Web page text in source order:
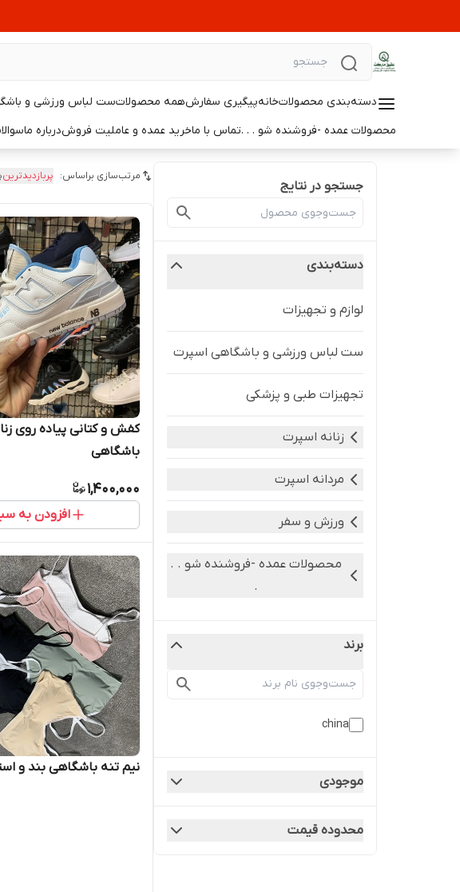
دسته‌بندی محصولاتخانهپیگیری سفارشهمه محصولاتست لباس ورزشی و
محصولات عمده -فروشنده شو . . .تماس با ماخرید عمده و عاملیت فروشدرباره ما
جستجو در نتایج
دسته‌بندی
لوازم و تجهیزات
ست لباس ورزشی و باشگاهی اسپرت
تجهیزات طبی و پزشکی
زنانه اسپرت
مردانه اسپرت
ورزش و سفر
محصولات عمده -فروشنده شو . .
.
برند
china
موجودی
محدوده قیمت
مرتب‌سازی براساس: پربازدیدترین
کفش و کتانی پیاده روی
باشگاهی
1,400,000
افزودن به
نیم تنه باشگاهی بند و